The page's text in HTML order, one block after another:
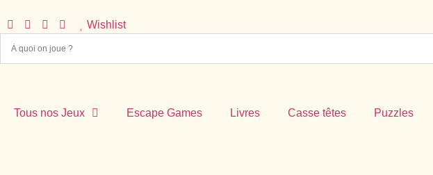
Wishlist
Tous nos Jeux Escape Games Livres Casse têtes Puzzles